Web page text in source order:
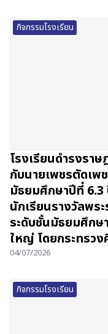
กิจกรรมโรงเรียน
โรงเรียนดำรงรา
กับนายเพชรตัดเพ
มัธยมศึกษาปีที่ 6.3
นักเรียนรางวัลพร
ระดับชั้นมัธยมศึกษ
ใหญ่ โดยกระทรวง
04/07/2026
กิจกรรมโรงเรียน